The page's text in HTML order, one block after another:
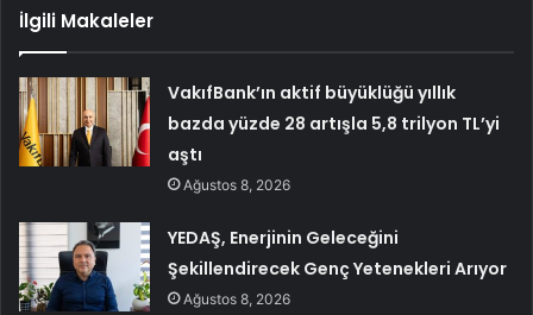
İlgili Makaleler
VakıfBank’ın aktif büyüklüğü yıllık
bazda yüzde 28 artışla 5,8 trilyon TL’yi
aştı
Ağustos 8, 2026
YEDAŞ, Enerjinin Geleceğini
Şekillendirecek Genç Yetenekleri Arıyor
Ağustos 8, 2026